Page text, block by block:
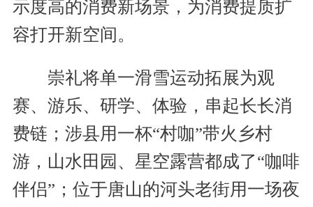
示度高的消费新场景，为消费提质扩
容打开新空间。
崇礼将单一滑雪运动拓展为观
赛、游乐、研学、体验，串起长长消
费链；涉县用一杯“村咖”带火乡村
游，山水田园、星空露营都成了“咖啡
伴侣”；位于唐山的河头老街用一场夜